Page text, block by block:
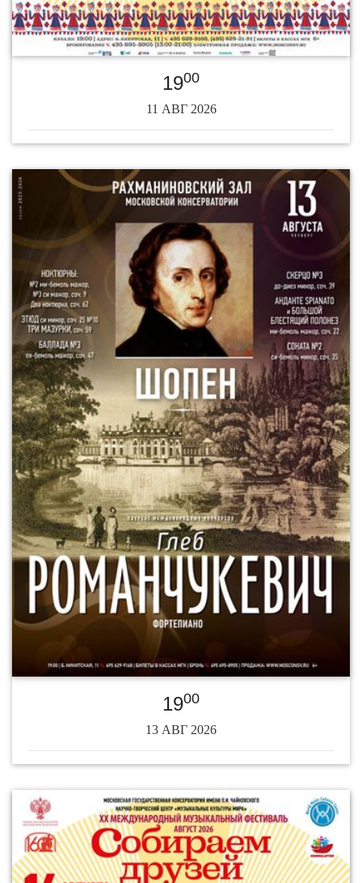
1900
11 АВГ 2026
1900
13 АВГ 2026